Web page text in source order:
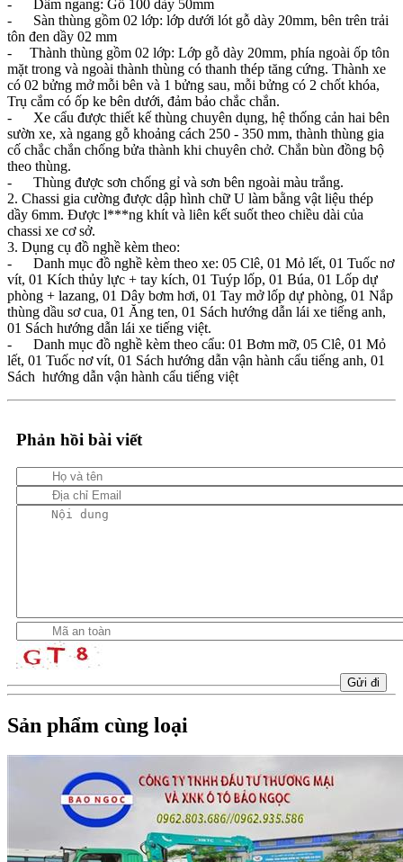
- Dầm ngang: Gỗ 100 dày 50mm
- Sàn thùng gồm 02 lớp: lớp dưới lót gỗ dày 20mm, bên trên trải
tôn đen dầy 02 mm
- Thành thùng gồm 02 lớp: Lớp gỗ dày 20mm, phía ngoài ốp tôn
mặt trong và ngoài thành thùng có thanh thép tăng cứng. Thành xe
có 02 bửng mở mỗi bên và 1 bửng sau, mỗi bửng có 2 chốt khóa,
Trụ cắm có ốp ke bên dưới, đảm bảo chắc chắn.
- Xe cẩu được thiết kế thùng chuyên dụng, hệ thống cản hai bên
sườn xe, xà ngang gỗ khoảng cách 250 - 350 mm, thành thùng gia
cố chắc chắn chống bửa thành khi chuyên chở. Chắn bùn đồng bộ
theo thùng.
- Thùng được sơn chống gỉ và sơn bên ngoài màu trắng.
2. Chassi gia cường được dập hình chữ U làm bằng vật liệu thép
dầy 6mm. Được l***ng khít và liên kết suốt theo chiều dài của
chassi xe cơ sở.
3. Dụng cụ đồ nghề kèm theo:
- Danh mục đồ nghề kèm theo xe: 05 Clê, 01 Mỏ lết, 01 Tuốc nơ
vít, 01 Kích thủy lực + tay kích, 01 Tuýp lốp, 01 Búa, 01 Lốp dự
phòng + lazang, 01 Dây bơm hơi, 01 Tay mở lốp dự phòng, 01 Nắp
thùng dầu sơ cua, 01 Ăng ten, 01 Sách hướng dẫn lái xe tiếng anh,
01 Sách hướng dẫn lái xe tiếng việt.
- Danh mục đồ nghề kèm theo cẩu: 01 Bơm mỡ, 05 Clê, 01 Mỏ
lết, 01 Tuốc nơ vít, 01 Sách hướng dẫn vận hành cẩu tiếng anh, 01
Sách hướng dẫn vận hành cẩu tiếng việt
Phản hồi bài viết
Sản phẩm cùng loại